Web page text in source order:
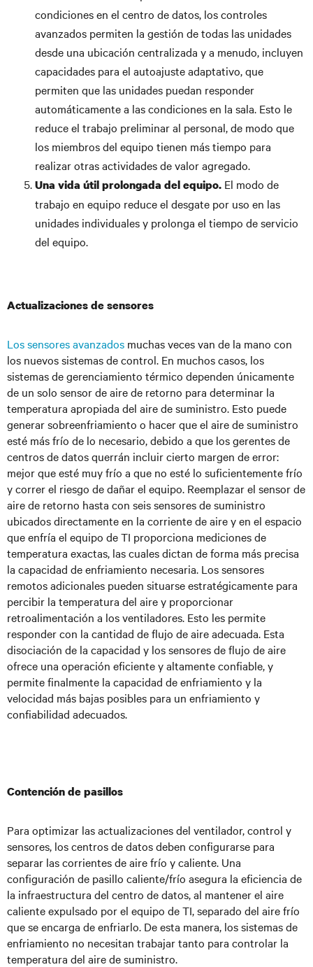
condiciones en el centro de datos, los controles
avanzados permiten la gestión de todas las unidades
desde una ubicación centralizada y a menudo, incluyen
capacidades para el autoajuste adaptativo, que
permiten que las unidades puedan responder
automáticamente a las condiciones en la sala. Esto le
reduce el trabajo preliminar al personal, de modo que
los miembros del equipo tienen más tiempo para
realizar otras actividades de valor agregado.
Una vida útil prolongada del equipo. El modo de
trabajo en equipo reduce el desgate por uso en las
unidades individuales y prolonga el tiempo de servicio
del equipo.
Actualizaciones de sensores
Los sensores avanzados muchas veces van de la mano con
los nuevos sistemas de control. En muchos casos, los
sistemas de gerenciamiento térmico dependen únicamente
de un solo sensor de aire de retorno para determinar la
temperatura apropiada del aire de suministro. Esto puede
generar sobreenfriamiento o hacer que el aire de suministro
esté más frío de lo necesario, debido a que los gerentes de
centros de datos querrán incluir cierto margen de error:
mejor que esté muy frío a que no esté lo suficientemente frío
y correr el riesgo de dañar el equipo. Reemplazar el sensor de
aire de retorno hasta con seis sensores de suministro
ubicados directamente en la corriente de aire y en el espacio
que enfría el equipo de TI proporciona mediciones de
temperatura exactas, las cuales dictan de forma más precisa
la capacidad de enfriamiento necesaria. Los sensores
remotos adicionales pueden situarse estratégicamente para
percibir la temperatura del aire y proporcionar
retroalimentación a los ventiladores. Esto les permite
responder con la cantidad de flujo de aire adecuada. Esta
disociación de la capacidad y los sensores de flujo de aire
ofrece una operación eficiente y altamente confiable, y
permite finalmente la capacidad de enfriamiento y la
velocidad más bajas posibles para un enfriamiento y
confiabilidad adecuados.
Contención de pasillos
Para optimizar las actualizaciones del ventilador, control y
sensores, los centros de datos deben configurarse para
separar las corrientes de aire frío y caliente. Una
configuración de pasillo caliente/frío asegura la eficiencia de
la infraestructura del centro de datos, al mantener el aire
caliente expulsado por el equipo de TI, separado del aire frío
que se encarga de enfriarlo. De esta manera, los sistemas de
enfriamiento no necesitan trabajar tanto para controlar la
temperatura del aire de suministro.